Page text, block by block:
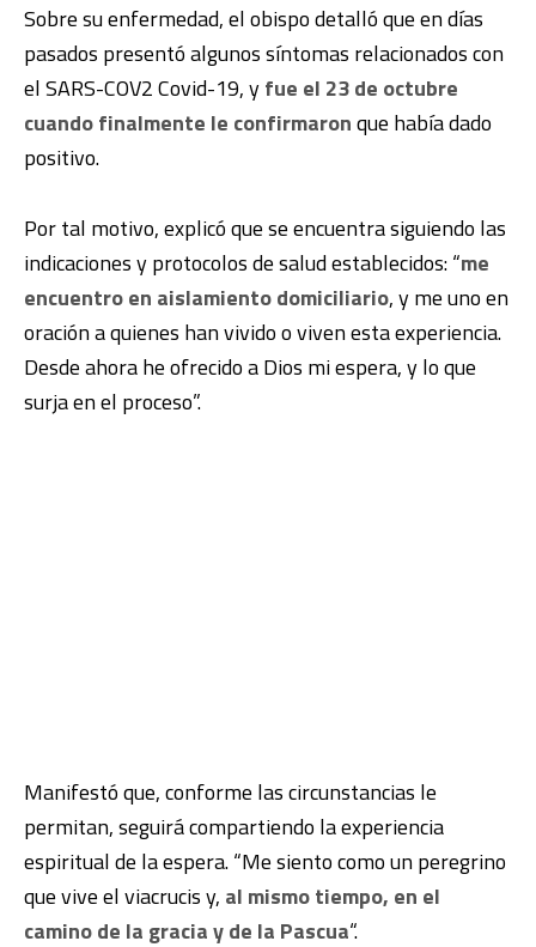
Sobre su enfermedad, el obispo detalló que en días
pasados presentó algunos síntomas relacionados con
el SARS-COV2 Covid-19, yfue el 23 de octubre
cuando finalmente le confirmaronque había dado
positivo.
Por tal motivo, explicó que se encuentra siguiendo las
indicaciones y protocolos de salud establecidos: “me
encuentro en aislamiento domiciliario, y me uno en
oración a quienes han vivido o viven esta experiencia.
Desde ahora he ofrecido a Dios mi espera, y lo que
surja en el proceso”.
Manifestó que, conforme las circunstancias le
permitan, seguirá compartiendo la experiencia
espiritual de la espera. “Me siento como un peregrino
que vive el viacrucis y, al mismo tiempo, en el
camino de la gracia y de la Pascua“.